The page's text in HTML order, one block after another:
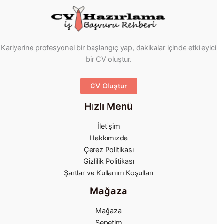
Kariyerine profesyonel bir başlangıç yap, dakikalar içinde etkileyici
bir CV oluştur.
CV Oluştur
Hızlı Menü
İletişim
Hakkımızda
Çerez Politikası
Gizlilik Politikası
Şartlar ve Kullanım Koşulları
Mağaza
Mağaza